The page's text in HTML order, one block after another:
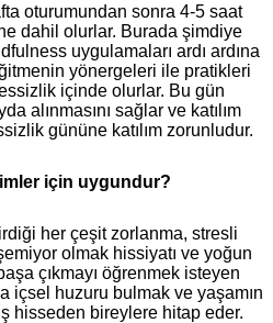
oturumundan sonra 4-5 saat
dahil olurlar. Burada şimdiye
uygulamaları ardı ardına
yönergeleri ile pratikleri
içinde olurlar. Bu gün
alınmasını sağlar ve katılım
gününe katılım zorunludur.
için uygundur?
her çeşit zorlanma, stresli
olmak hissiyatı ve yoğun
çıkmayı öğrenmek isteyen
içsel huzuru bulmak ve yaşamın
hisseden bireylere hitap eder.